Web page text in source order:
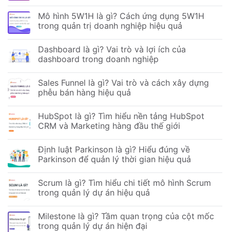
Mô hình 5W1H là gì? Cách ứng dụng 5W1H
trong quản trị doanh nghiệp hiệu quả
Dashboard là gì? Vai trò và lợi ích của
dashboard trong doanh nghiệp
Sales Funnel là gì? Vai trò và cách xây dựng
phễu bán hàng hiệu quả
HubSpot là gì? Tìm hiểu nền tảng HubSpot
CRM và Marketing hàng đầu thế giới
Định luật Parkinson là gì? Hiểu đúng về
Parkinson để quản lý thời gian hiệu quả
Scrum là gì? Tìm hiểu chi tiết mô hình Scrum
trong quản lý dự án hiệu quả
Milestone là gì? Tầm quan trọng của cột mốc
trong quản lý dự án hiện đại